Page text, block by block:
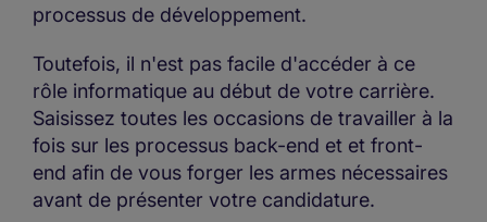
processus de développement.
Toutefois, il n'est pas facile d'accéder à ce
rôle informatique au début de votre carrière.
Saisissez toutes les occasions de travailler à la
fois sur les processus back-end et et front-
end afin de vous forger les armes nécessaires
avant de présenter votre candidature.